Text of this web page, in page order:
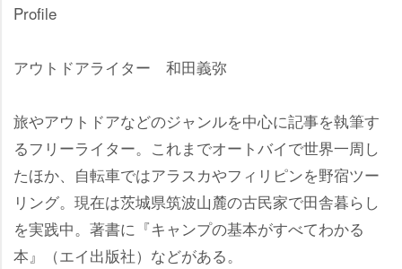
Profile
アウトドアライター 和田義弥
旅やアウトドアなどのジャンルを中心に記事を執筆す
るフリーライター。これまでオートバイで世界一周し
たほか、自転車ではアラスカやフィリピンを野宿ツー
リング。現在は茨城県筑波山麓の古民家で田舎暮らし
を実践中。著書に『キャンプの基本がすべてわかる
本』（エイ出版社）などがある。